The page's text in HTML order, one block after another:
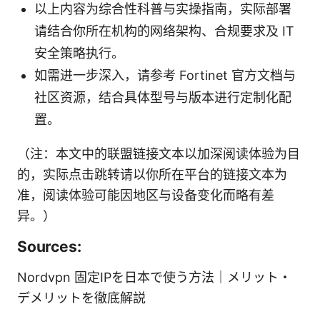
以上内容为综合性科普与实操指南，实际部署
请结合你所在机构的网络架构、合规要求及 IT
安全策略执行。
如需进一步深入，请参考 Fortinet 官方文档与
社区资源，结合具体型号与版本进行定制化配
置。
（注：本文中的联盟链接文本以加深阅读体验为目
的，实际点击跳转请以你所在平台的链接文本为
准，阅读体验可能因地区与设备变化而略有差
异。）
Sources:
Nordvpn 固定IPを日本で使う方法｜メリット・
デメリットを徹底解説